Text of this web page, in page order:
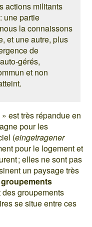
actions militants
une partie
la connaissons
et une autre, plus
de
gérés,
et non
» est très répandue en
pour les
(eingetragener
pour le logement et
; elles ne sont pas
un paysage très
groupements
se situe entre ces